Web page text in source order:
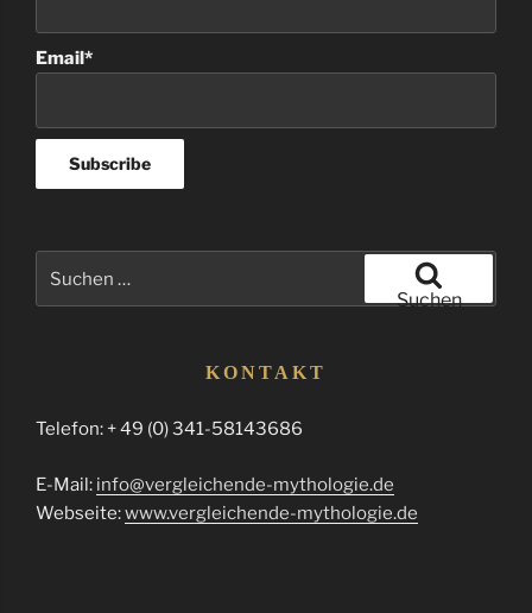
Email*
Suchen
KONTAKT
Telefon: + 49 (0) 341-58143686
E-Mail: info@vergleichende-mythologie.de
Webseite:www.vergleichende-mythologie.de